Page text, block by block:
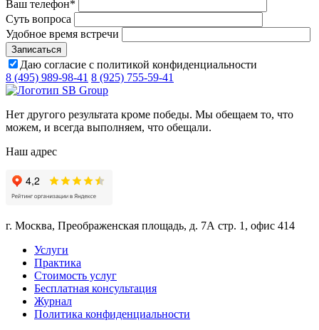
Ваш телефон*
Суть вопроса
Удобное время встречи
Даю согласие с политикой конфиденциальности
8 (495) 989-98-41 8 (925) 755-59-41
Нет другого результата кроме победы. Мы обещаем то, что
можем, и всегда выполняем, что обещали.
Наш адрес
г. Москва, Преображенская площадь, д. 7А стр. 1, офис 414
Услуги
Практика
Стоимость услуг
Бесплатная консультация
Журнал
Политика конфиденциальности